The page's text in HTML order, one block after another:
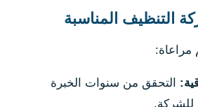
التنظيف المناسبة
مراعاة:
التحقق من سنوات الخبرة
للشركة.